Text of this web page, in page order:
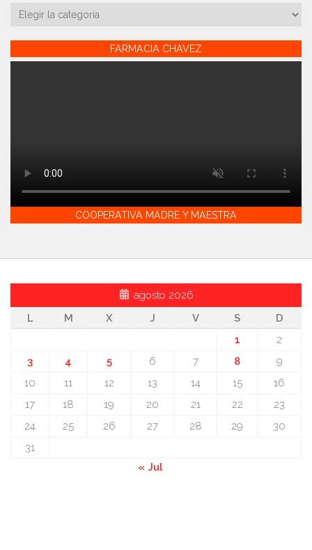
Categorías
FARMACIA CHAVEZ
COOPERATIVA MADRE Y MAESTRA
agosto 2026
L
M X J V S
D
1
2
3
4 5 6 7 8
9
10
11 12 13 14 15
16
17
18 19 20 21 22
23
24
25 26 27 28 29
30
31
« Jul